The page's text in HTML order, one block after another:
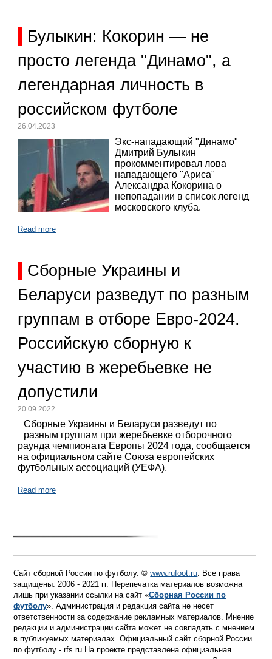
Булыкин: Кокорин — не
просто легенда "Динамо", а
легендарная личность в
российском футболе
26.04.2023
Экс-нападающий "Динамо"
Дмитрий Булыкин
прокомментировал лова
нападающего "Ариса"
Александра Кокорина о
непопадании в список легенд
московского клуба.
Read more
Сборные Украины и
Беларуси разведут по разным
группам в отборе Евро-2024.
Российскую сборную к
участию в жеребьевке не
допустили
20.09.2022
Сборные Украины и Беларуси разведут по
разным группам при жеребьевке отборочного
раунда чемпионата Европы 2024 года, сообщается
на официальном сайте Союза европейских
футбольных ассоциаций (УЕФА).
Read more
Сайт сборной России по футболу. ©www.rufoot.ru. Все права
защищены. 2006 - 2021 гг. Перепечатка материалов возможна
лишь при указании ссылки на сайт «Сборная России по
футболу». Администрация и редакция сайта не несет
ответственности за содержание рекламных материалов. Мнение
редакции и администрации сайта может не совпадать с мнением
в публикуемых материалах. Официальный сайт сборной России
по футболу - rfs.ru На проекте представлена официальная